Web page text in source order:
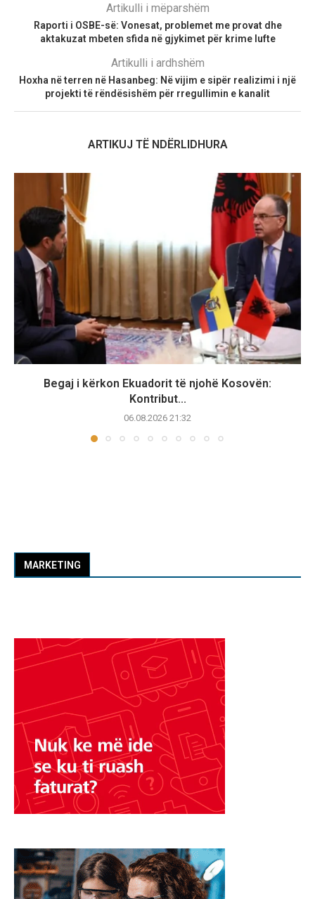
Artikulli i mëparshëm
Raporti i OSBE-së: Vonesat, problemet me provat dhe
aktakuzat mbeten sfida në gjykimet për krime lufte
Artikulli i ardhshëm
Hoxha në terren në Hasanbeg: Në vijim e sipër realizimi i një
projekti të rëndësishëm për rregullimin e kanalit
ARTIKUJ TË NDËRLIDHURA
Begaj i kërkon Ekuadorit të njohë Kosovën:
Kontribut...
06.08.2026 21:32
MARKETING